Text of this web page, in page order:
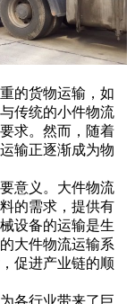
的货物运输，如
传统的小件物流
求。然而，随着
输正逐渐成为物
意义。大件物流
的需求，提供有
设备的运输是生
大件物流运输系
促进产业链的顺